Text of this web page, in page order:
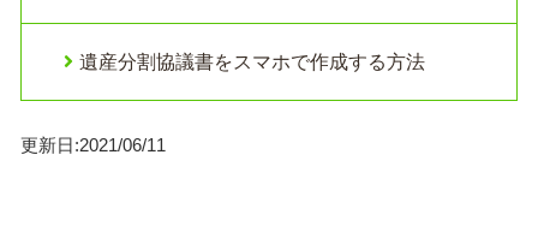
遺産分割協議書をスマホで作成する方法
更新日:2021/06/11